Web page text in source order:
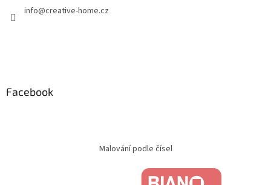
info@creative-home.cz
Facebook
Malování podle čísel